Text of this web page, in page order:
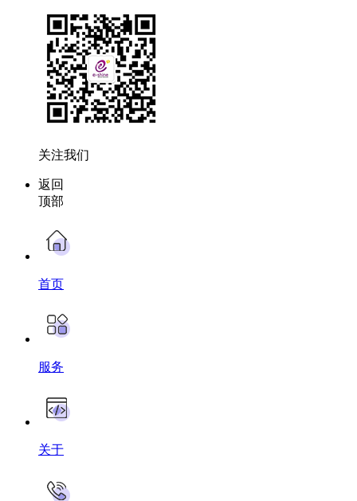
关注我们
返回
顶部
首页
服务
关于